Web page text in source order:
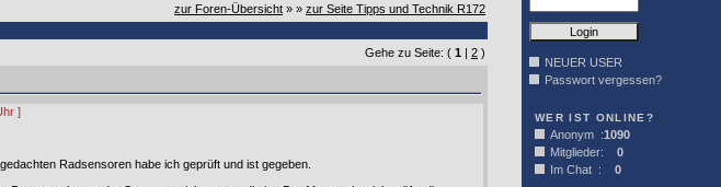
zur Foren-Übersicht » » zur Seite Tipps und Technik R172
Gehe zu Seite: ( 1 | 2 )
]
Radsensoren habe ich geprüft und ist gegeben.
NEUER USER
Passwort vergessen?
WER IST ONLINE?
Anonym :1090
Mitglieder: 0
Im Chat : 0